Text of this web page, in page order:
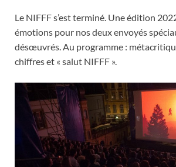
Le NIFFF s’est terminé. Une édition
émotions pour nos deux envoyés
désœuvrés. Au programme :
chiffres et « salut NIFFF ».